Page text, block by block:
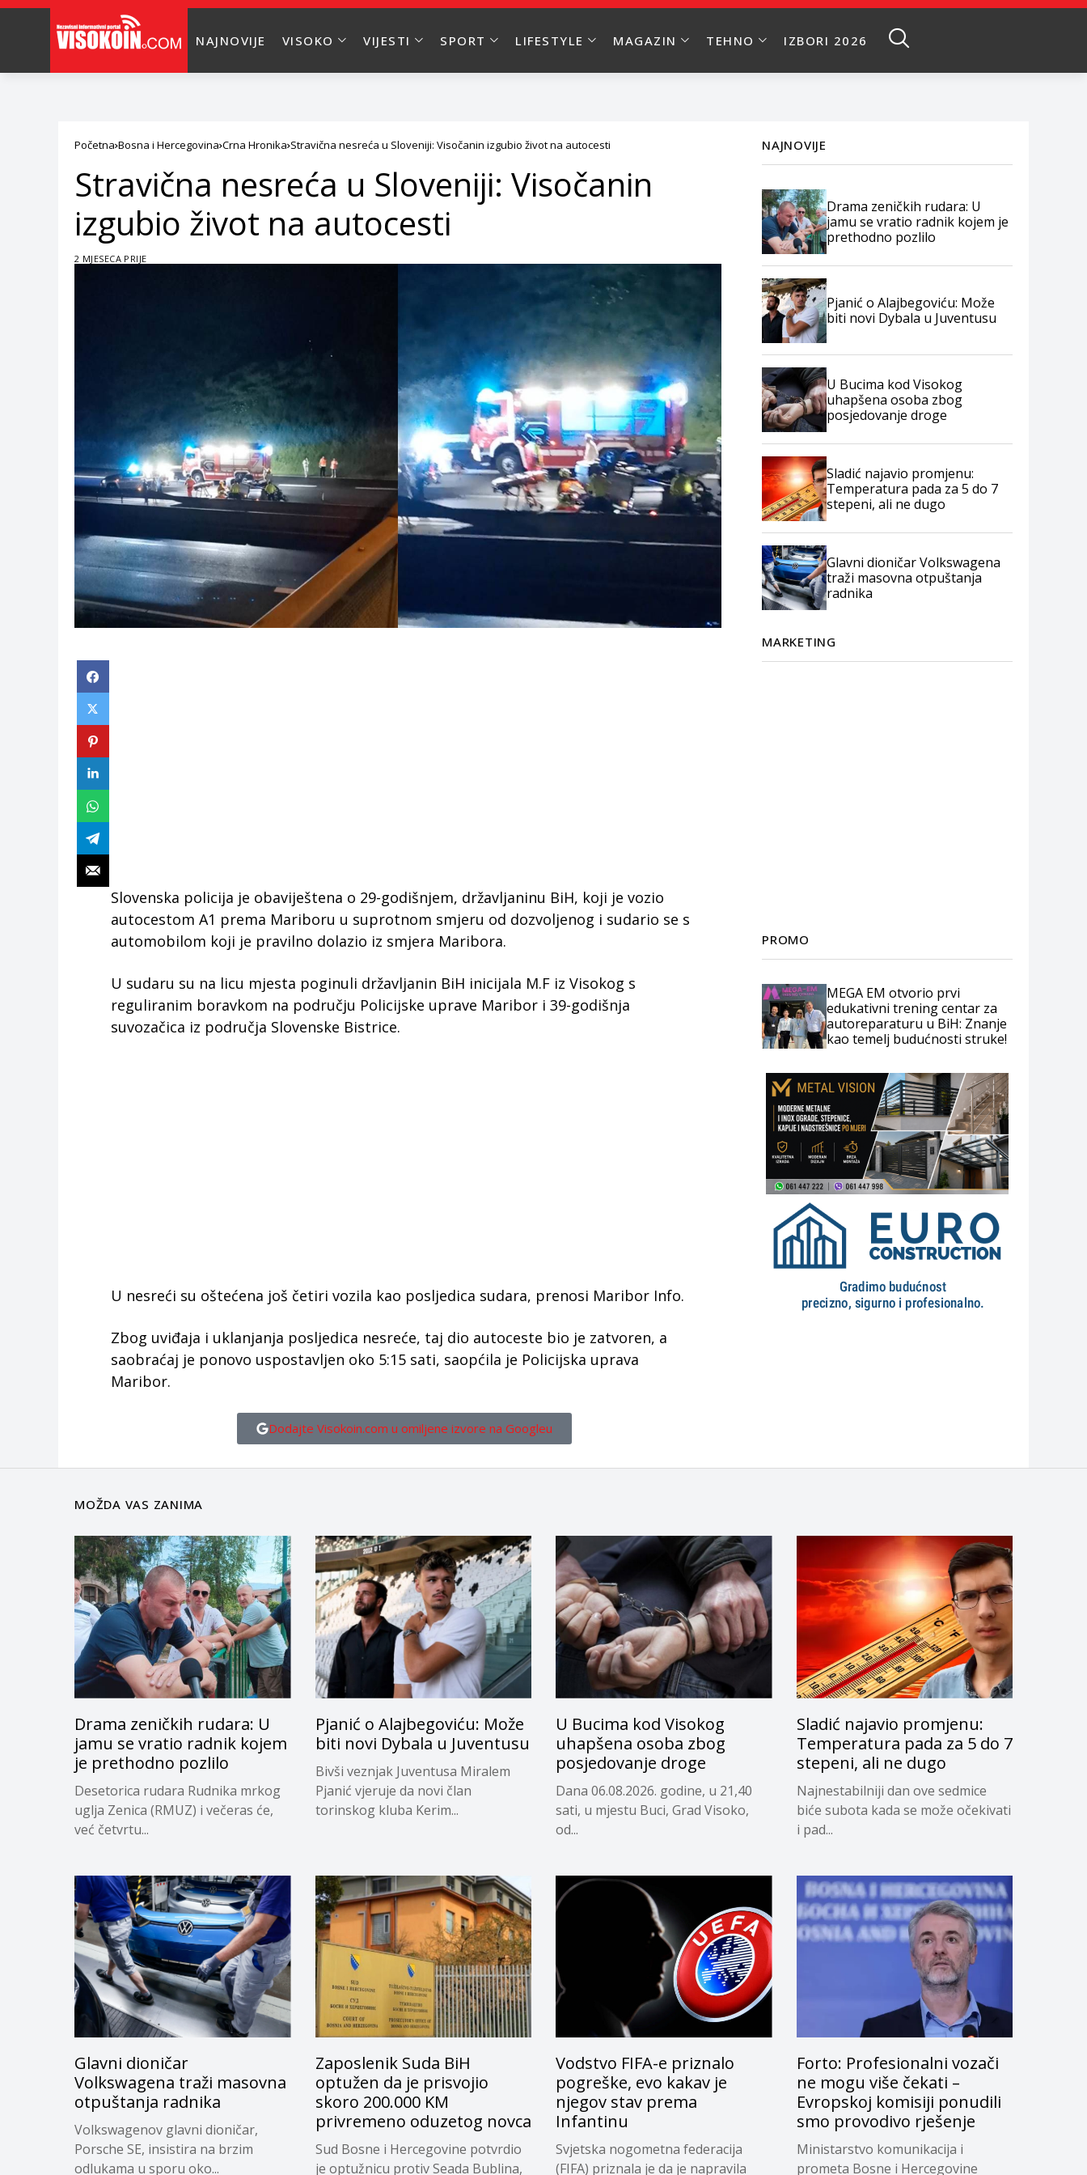
NAJNOVIJE VISOKO VIJESTI SPORT LIFESTYLE MAGAZIN TEHNO IZBORI 2026
Početna Bosna i Hercegovina Crna Hronika Stravična nesreća u Sloveniji: Visočanin izgubio život na autocesti
Stravična nesreća u Sloveniji: Visočanin
izgubio život na autocesti
2 MJESECA PRIJE
Slovenska policija je obaviještena o 29-godišnjem, državljaninu BiH, koji je vozio
autocestom A1 prema Mariboru u suprotnom smjeru od dozvoljenog i sudario se s
automobilom koji je pravilno dolazio iz smjera Maribora.
U sudaru su na licu mjesta poginuli državljanin BiH inicijala M.F iz Visokog s
reguliranim boravkom na području Policijske uprave Maribor i 39-godišnja
suvozačica iz područja Slovenske Bistrice.
U nesreći su oštećena još četiri vozila kao posljedica sudara, prenosi Maribor Info.
Zbog uviđaja i uklanjanja posljedica nesreće, taj dio autoceste bio je zatvoren, a
saobraćaj je ponovo uspostavljen oko 5:15 sati, saopćila je Policijska uprava
Maribor.
Dodajte Visokoin.com u omiljene izvore na Googleu
NAJNOVIJE
Drama zeničkih rudara: U
jamu se vratio radnik kojem je
prethodno pozlilo
Pjanić o Alajbegoviću: Može
biti novi Dybala u Juventusu
U Bucima kod Visokog
uhapšena osoba zbog
posjedovanje droge
Sladić najavio promjenu:
Temperatura pada za 5 do 7
stepeni, ali ne dugo
Glavni dioničar Volkswagena
traži masovna otpuštanja
radnika
MARKETING
PROMO
MEGA EM otvorio prvi
edukativni trening centar za
autoreparaturu u BiH: Znanje
kao temelj budućnosti struke!
MOŽDA VAS ZANIMA
Drama zeničkih rudara: U
jamu se vratio radnik kojem
je prethodno pozlilo
Desetorica rudara Rudnika mrkog
uglja Zenica (RMUZ) i večeras će,
već četvrtu...
Pjanić o Alajbegoviću: Može
biti novi Dybala u Juventusu
Bivši veznjak Juventusa Miralem
Pjanić vjeruje da novi član
torinskog kluba Kerim...
U Bucima kod Visokog
uhapšena osoba zbog
posjedovanje droge
Dana 06.08.2026. godine, u 21,40
sati, u mjestu Buci, Grad Visoko,
od...
Sladić najavio promjenu:
Temperatura pada za 5 do 7
stepeni, ali ne dugo
Najnestabilniji dan ove sedmice
biće subota kada se može očekivati
i pad...
Glavni dioničar
Volkswagena traži masovna
otpuštanja radnika
Volkswagenov glavni dioničar,
Porsche SE, insistira na brzim
odlukama u sporu oko...
Zaposlenik Suda BiH
optužen da je prisvojio
skoro 200.000 KM
privremeno oduzetog novca
Sud Bosne i Hercegovine potvrdio
je optužnicu protiv Seada Bublina,
Vodstvo FIFA-e priznalo
pogreške, evo kakav je
njegov stav prema
Infantinu
Svjetska nogometna federacija
(FIFA) priznala je da je napravila
Forto: Profesionalni vozači
ne mogu više čekati –
Evropskoj komisiji ponudili
smo provodivo rješenje
Ministarstvo komunikacija i
prometa Bosne i Hercegovine